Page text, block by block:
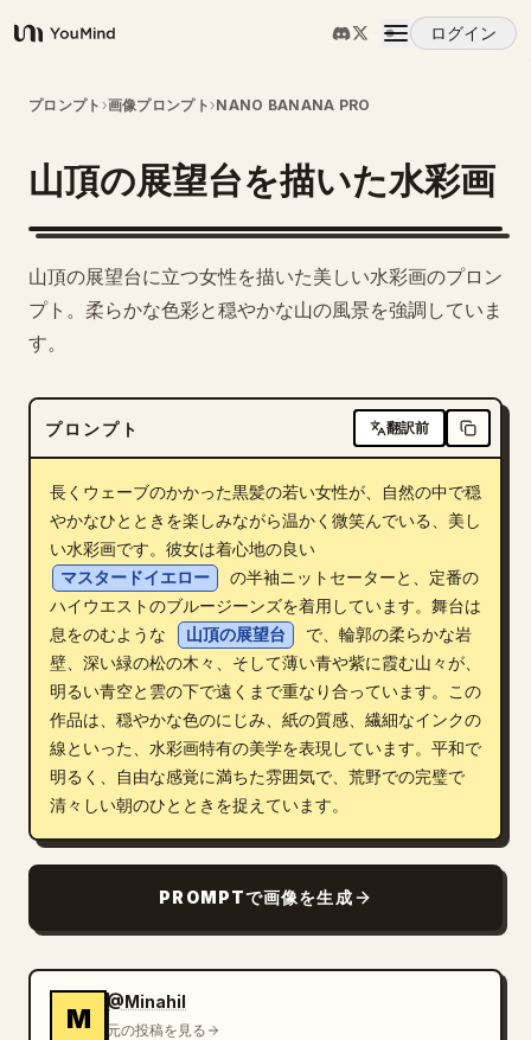
YouMind
ログイン
概要
ユースケース
プロンプト
料金
ダウンロード
ブログ
更新情報
プロンプト ›画像プロンプト ›NANO BANANA PRO
山頂の展望台を描いた水彩画
山頂の展望台に立つ女性を描いた美しい水彩画のプロン
プト。柔らかな色彩と穏やかな山の風景を強調していま
す。
プロンプト 翻訳前
長くウェーブのかかった黒髪の若い女性が、自然の中で穏
やかなひとときを楽しみながら温かく微笑んでいる、美し
い水彩画です。彼女は着心地の良い
マスタードイエロー
の半袖ニットセーターと、定番の
ハイウエストのブルージーンズを着用しています。舞台は
息をのむような
山頂の展望台
で、輪郭の柔らかな岩
壁、深い緑の松の木々、そして薄い青や紫に霞む山々が、
明るい青空と雲の下で遠くまで重なり合っています。この
作品は、穏やかな色のにじみ、紙の質感、繊細なインクの
線といった、水彩画特有の美学を表現しています。平和で
明るく、自由な感覚に満ちた雰囲気で、荒野での完璧で
清々しい朝のひとときを捉えています。
PROMPTで画像を生成
M
@Minahil
元の投稿を見る